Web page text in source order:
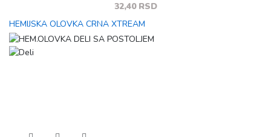
32,40 RSD
HEMIJSKA OLOVKA CRNA XTREAM